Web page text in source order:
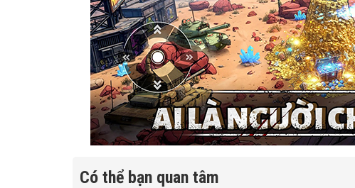
Có thể bạn quan tâm